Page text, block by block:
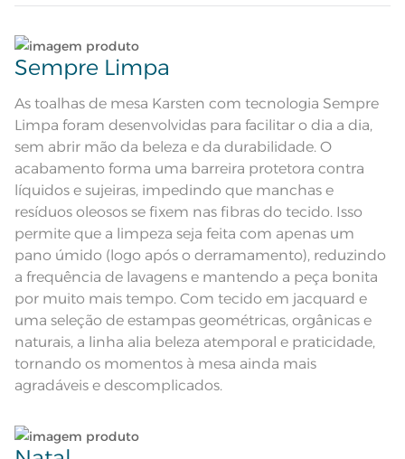
Descrição Visual
retratando ramos de azevinho e
Composição
Tamanho 6 lugares
Cor Vermelho
Itens Inclusos 1 Toalha de Mesa
Medida 1,78m de diâmetro
Acabamento Desenho em Jacquard
Instruções de Lavagem
Lavação a 60ºC; Proibido alvejar;
Secar em tambor com
temperatura maxima de 60ºC;
Ferro de passar com temperatura
maxima de 150ºC; Proibido lavar a
Lave tipos de tecidos distintos separadamente;
Não lave cores claras e cores escuras no mesmo
ciclo;
Lave as peças no ciclo leve, suave ou delicado de
sua lavadora;
Enxágue as peças com bastante água;
Utilize a quantidade mínima de amaciante e sabão;
Leia atentamente as instruções na etiqueta.
Sempre Limpa
As toalhas de mesa Karsten com tecnologia Sempre
Limpa foram desenvolvidas para facilitar o dia a dia,
sem abrir mão da beleza e da durabilidade. O
acabamento forma uma barreira protetora contra
líquidos e sujeiras, impedindo que manchas e
resíduos oleosos se fixem nas fibras do tecido. Isso
permite que a limpeza seja feita com apenas um
pano úmido (logo após o derramamento), reduzindo
a frequência de lavagens e mantendo a peça bonita
por muito mais tempo. Com tecido em jacquard e
uma seleção de estampas geométricas, orgânicas e
naturais, a linha alia beleza atemporal e praticidade,
tornando os momentos à mesa ainda mais
agradáveis e descomplicados.